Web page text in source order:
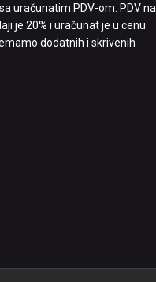
uračunatim PDV-om. PDV na
je 20% i uračunat je u cenu
dodatnih i skrivenih